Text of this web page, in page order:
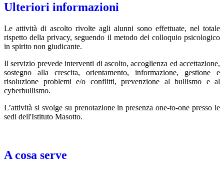
Ulteriori informazioni
Le attività di ascolto rivolte agli alunni sono effettuate, nel totale
rispetto della privacy, seguendo il metodo del colloquio psicologico
in spirito non giudicante.
Il servizio prevede interventi di ascolto, accoglienza ed accettazione,
sostegno alla crescita, orientamento, informazione, gestione e
risoluzione problemi e/o conflitti, prevenzione al bullismo e al
cyberbullismo.
L’attività si svolge su prenotazione in presenza one-to-one presso le
sedi dell'Istituto Masotto.
A cosa serve